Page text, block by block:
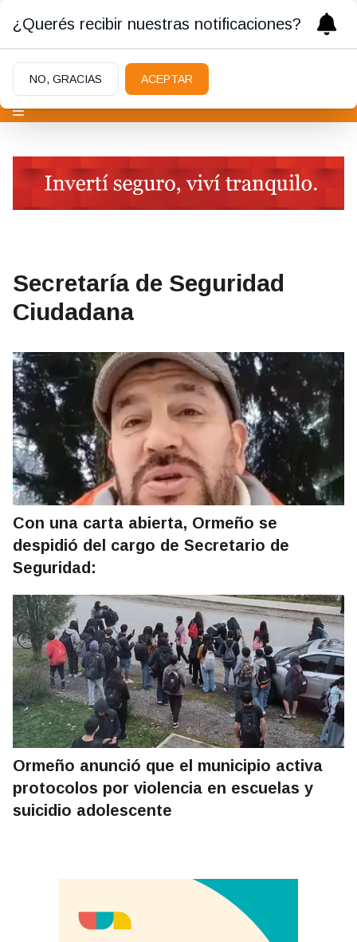
Secretaría de Seguridad
Ciudadana
Con una carta abierta, Ormeño se
despidió del cargo de Secretario de
Seguridad:
Ormeño anunció que el municipio activa
protocolos por violencia en escuelas y
suicidio adolescente
¿Querés recibir nuestras notificaciones?
NO, GRACIAS ACEPTAR